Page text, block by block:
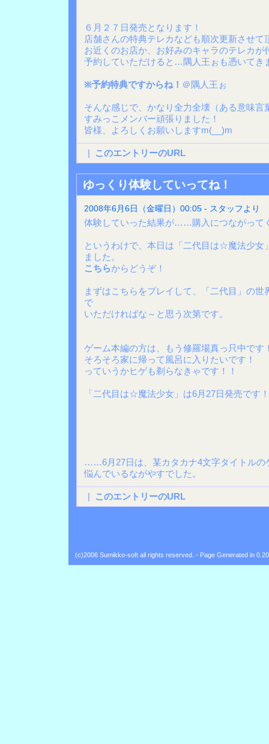
６月２７日発売となります！
店舗さんの特典テレカなども順次更新させて
お近くのお店か、お好みのキャラのテレカが
予約していただけると…隅人王ぉも憑いてき
※予約特典ですからね！ ＠隅人王ぉ
そんな感じで、かなり全力全壊（ある意味言
すみっこメンバー頑張りました！
皆様、よろしくお願いしますm(__)m
| このエントリーのURL
ゆっくり体験していってね！
2008年6月6日（金曜日）00:05 - スタッフより
体験していった結果が……購入につながって
というわけで、本日は「二代目は☆魔法少女
ました。
こちらからどうぞ！
まずはこちらをプレイして、「二代目」の
で
いただければな～と思う次第です。
ゲーム本編の方は、もう修羅場真っ只中です
そろそろ家に帰って風呂に入りたいです！
っていうかヒゲも剃らなきゃです！！
「二代目は☆魔法少女」は6月27日発売です
……6月27日は、某カタカナ4文字タイトルの
悩んでいるながやすでした。
| このエントリーのURL
(c)2006 Sumikko-soft all rights reserved. - Page Generated in